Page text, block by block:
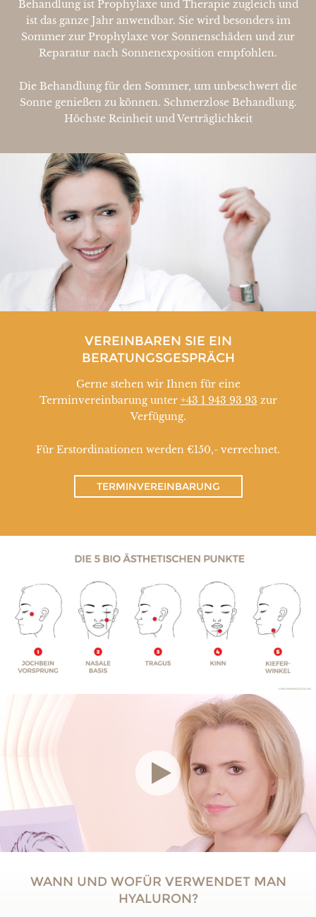
Behandlung ist Prophylaxe und Therapie zugleich und
ist das ganze Jahr anwendbar. Sie wird besonders im
Sommer zur Prophylaxe vor Sonnenschäden und zur
Reparatur nach Sonnenexposition empfohlen.
Die Behandlung für den Sommer, um unbeschwert die
Sonne genießen zu können. Schmerzlose Behandlung.
Höchste Reinheit und Verträglichkeit
VEREINBAREN SIE EIN
BERATUNGSGESPRÄCH
Gerne stehen wir Ihnen für eine
Terminvereinbarung unter +43 1 943 93 93 zur
Verfügung.
Für Erstordinationen werden €150,- verrechnet.
TERMINVEREINBARUNG
WANN UND WOFÜR VERWENDET MAN
HYALURON?